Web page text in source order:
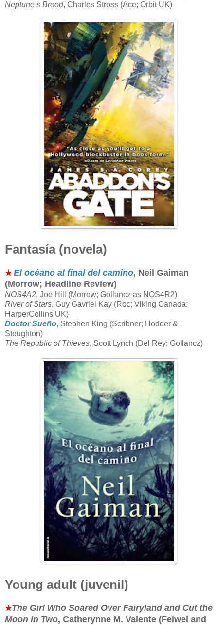
Neptune’s Brood, Charles Stross (Ace; Orbit UK)
Fantasía (novela)
★El océano al final del camino, Neil Gaiman
(Morrow; Headline Review)
NOS4A2, Joe Hill (Morrow; Gollancz as NOS4R2)
River of Stars, Guy Gavriel Kay (Roc; Viking Canada;
HarperCollins UK)
Doctor Sueño, Stephen King (Scribner; Hodder &
Stoughton)
The Republic of Thieves, Scott Lynch (Del Rey; Gollancz)
Young adult (juvenil)
★The Girl Who Soared Over Fairyland and Cut the
Moon in Two, Catherynne M. Valente (Feiwel and